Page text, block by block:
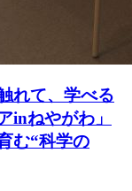
れて、学べる
inねやがわ」
む“科学の